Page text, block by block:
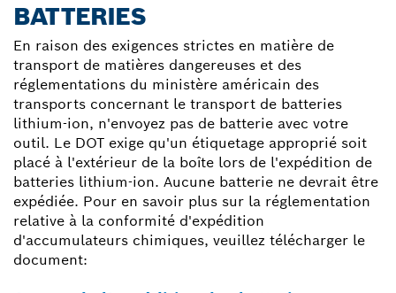
BATTERIES
En raison des exigences strictes en matière de
transport de matières dangereuses et des
réglementations du ministère américain des
transports concernant le transport de batteries
lithium-ion, n'envoyez pas de batterie avec votre
outil. Le DOT exige qu'un étiquetage approprié soit
placé à l'extérieur de la boîte lors de l'expédition de
batteries lithium-ion. Aucune batterie ne devrait être
expédiée. Pour en savoir plus sur la réglementation
relative à la conformité d'expédition
d'accumulateurs chimiques, veuillez télécharger le
document: